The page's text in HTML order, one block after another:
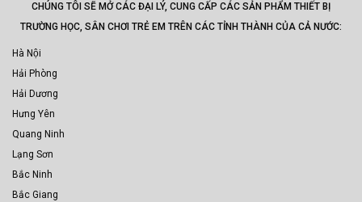
CHÚNG TÔI SẼ MỞ CÁC ĐẠI LÝ, CUNG CẤP CÁC SẢN PHẨM THIẾT BỊ
TRƯỜNG HỌC, SÂN CHƠI TRẺ EM TRÊN CÁC TỈNH THÀNH CỦA CẢ NƯỚC:
Hà Nội
Hải Phòng
Hải Dương
Hưng Yên
Quang Ninh
Lạng Sơn
Bắc Ninh
Bắc Giang